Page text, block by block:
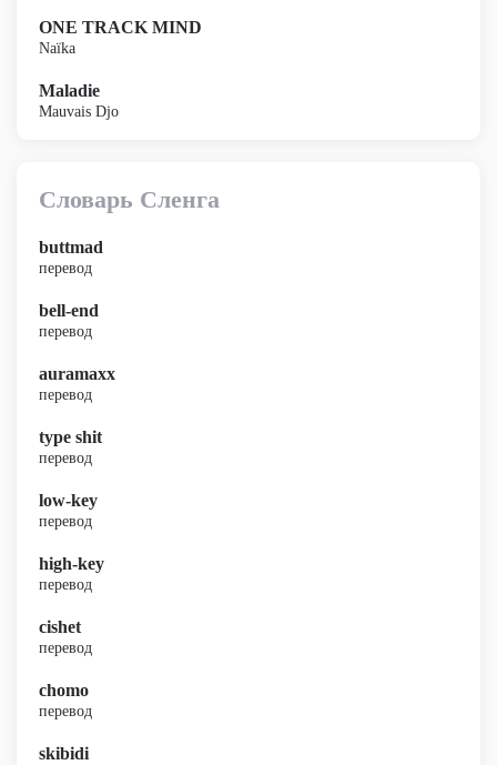
ONE TRACK MIND
Naïka
Maladie
Mauvais Djo
Словарь Сленга
buttmad
перевод
bell-end
перевод
auramaxx
перевод
type shit
перевод
low-key
перевод
high-key
перевод
cishet
перевод
chomo
перевод
skibidi